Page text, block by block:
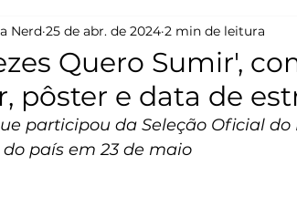
Quero Sumir',
pôster e data de
Nerd 25 de abr. de 2024 2 min de leitura
participou da Seleção Oficial
país em 23 de maio